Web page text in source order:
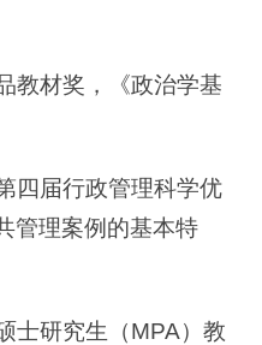
教材奖，《政治学基
四届行政管理科学优
管理案例的基本特
士研究生（MPA）教